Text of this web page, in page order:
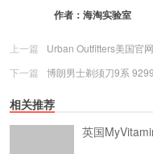
作者： 海淘实验室
上一篇
Urban Outfitters美国官
下一篇
博朗男士剃须刀9系
相关推荐
英国